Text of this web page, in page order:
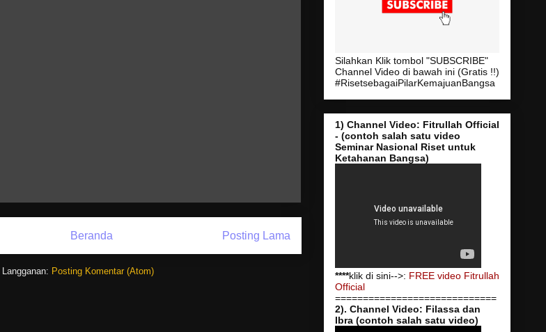
Posting Lama
Beranda
Langganan: Posting Komentar (Atom)
Silahkan Klik tombol "SUBSCRIBE"
Channel Video di bawah ini (Gratis !!)
#RisetsebagaiPilarKemajuanBangsa
1) Channel Video: Fitrullah Official
- (contoh salah satu video
Seminar Nasional Riset untuk
Ketahanan Bangsa)
****klik di sini-->: FREE video Fitrullah
Official
=============================
2). Channel Video: Filassa dan
Ibra (contoh salah satu video)